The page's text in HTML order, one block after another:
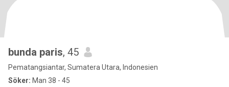
bunda paris, 45
Pematangsiantar, Sumatera Utara, Indonesien
Söker: Man 38 - 45